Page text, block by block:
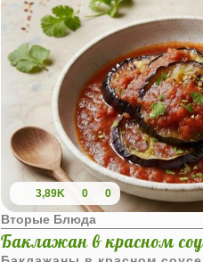
3,89K 0 0
Вторые Блюда
Баклажан в красном